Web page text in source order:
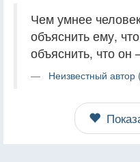
Чем умнее
объяснить ему,
объяснить, что
Неизвестный автор